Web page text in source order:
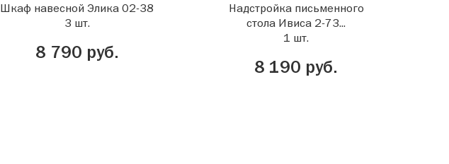
Шкаф навесной Элика 02-38
3 шт.
8 790 руб.
Надстройка письменного
стола Ивиса 2-73...
1 шт.
8 190 руб.